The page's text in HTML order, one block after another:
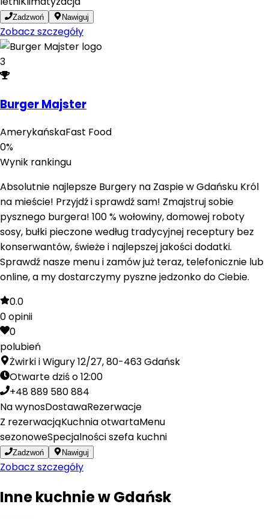
Zadzwoń Nawiguj
Zobacz szczegóły
3
Burger Majster
AmerykańskaFast Food
0%
Wynik rankingu
Absolutnie najlepsze Burgery na Zaspie w Gdańsku Król
na mieście! Przyjdź i sprawdź sam! Zmajstruj sobie
pysznego burgera! 100 % wołowiny, domowej roboty
sosy, bułki pieczone według tradycyjnej receptury bez
konserwantów, świeże i najlepszej jakości dodatki.
Sprawdź nasze menu i zamów już teraz, telefonicznie lub
online, a my dostarczymy pyszne jedzonko do Ciebie.
0.0
0opinii
0
polubień
Żwirki i Wigury 12/27, 80-463 Gdańsk
Otwarte dziś o 12:00
+48 889 580 884
Na wynosDostawaRezerwacje
Z rezerwacjąKuchnia otwartaMenu
sezonoweSpecjalności szefa kuchni
Zadzwoń Nawiguj
Zobacz szczegóły
Inne kuchnie wGdańsk